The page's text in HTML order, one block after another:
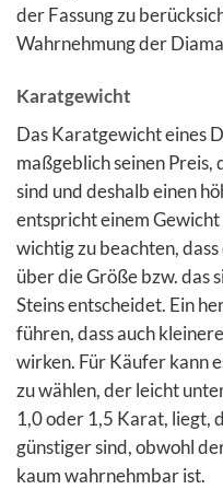
der Fassung zu
Wahrnehmung der
Karatgewicht
Das Karatgewicht eines
maßgeblich seinen
sind und deshalb einen
entspricht einem
wichtig zu beachten,
über die Größe bzw. das
Steins entscheidet. Ein
führen, dass auch
wirken. Für Käufer kann
zu wählen, der leicht
1,0 oder 1,5 Karat, liegt,
günstiger sind, obwohl
kaum wahrnehmbar ist.